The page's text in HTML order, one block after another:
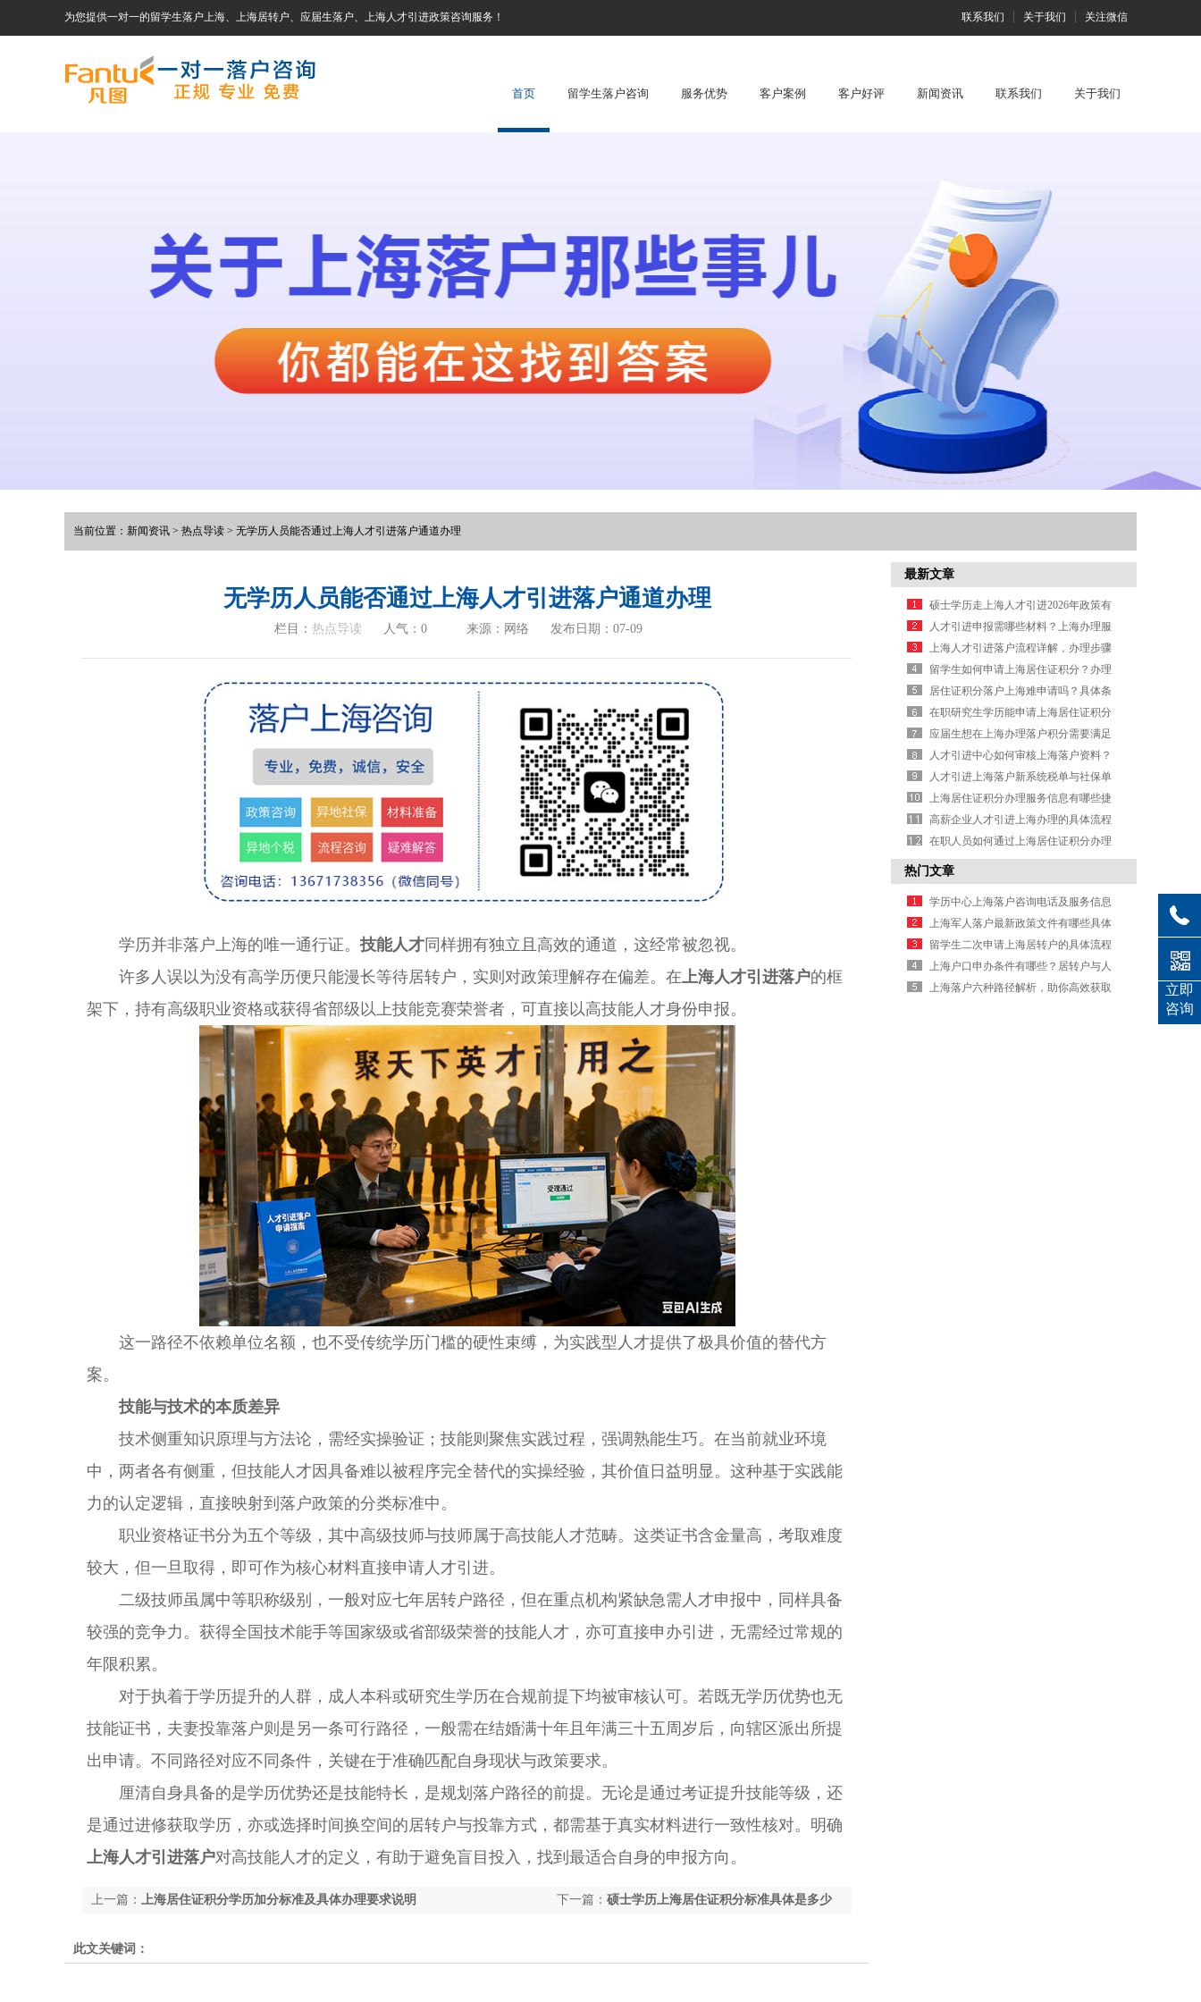
为您提供一对一的留学生落户上海、上海居转户、应届生落户、上海人才引进政策咨询服务！ 联系我们 关于我们 关注微信
首页 留学生落户咨询 服务优势 客户案例 客户好评 新闻资讯 联系我们 关于我们
当前位置： 新闻资讯 > 热点导读 > 无学历人员能否通过上海人才引进落户通道办理
无学历人员能否通过上海人才引进落户通道办理
栏目： 热点导读 人气： 0 来源：网络 发布日期：07-09
学历并非落户上海的唯一通行证。 技能人才 同样拥有独立且高效的通道，这经常被忽视。
许多人误以为没有高学历便只能漫长等待居转户，实则对政策理解存在偏差。在上海人才引进落户的框
架下，持有高级职业资格或获得省部级以上技能竞赛荣誉者，可直接以高技能人才身份申报。
这一路径不依赖单位名额，也不受传统学历门槛的硬性束缚，为实践型人才提供了极具价值的替代方
案。
技能与技术的本质差异
技术侧重知识原理与方法论，需经实操验证；技能则聚焦实践过程，强调熟能生巧。在当前就业环境
中，两者各有侧重，但技能人才因具备难以被程序完全替代的实操经验，其价值日益明显。这种基于实践能
力的认定逻辑，直接映射到落户政策的分类标准中。
职业资格证书分为五个等级，其中高级技师与技师属于高技能人才范畴。这类证书含金量高，考取难度
较大，但一旦取得，即可作为核心材料直接申请人才引进。
二级技师虽属中等职称级别，一般对应七年居转户路径，但在重点机构紧缺急需人才申报中，同样具备
较强的竞争力。获得全国技术能手等国家级或省部级荣誉的技能人才，亦可直接申办引进，无需经过常规的
年限积累。
对于执着于学历提升的人群，成人本科或研究生学历在合规前提下均被审核认可。若既无学历优势也无
技能证书，夫妻投靠落户则是另一条可行路径，一般需在结婚满十年且年满三十五周岁后，向辖区派出所提
出申请。不同路径对应不同条件，关键在于准确匹配自身现状与政策要求。
厘清自身具备的是学历优势还是技能特长，是规划落户路径的前提。无论是通过考证提升技能等级，还
是通过进修获取学历，亦或选择时间换空间的居转户与投靠方式，都需基于真实材料进行一致性核对。明确
上海人才引进落户对高技能人才的定义，有助于避免盲目投入，找到最适合自身的申报方向。
下一篇： 硕士学历上海居住证积分标准具体是多少
上一篇： 上海居住证积分学历加分标准及具体办理要求说明
此文关键词：
最新文章
硕士学历走上海人才引进2026年政策有
哪些新变化？
人才引进申报需哪些材料？上海办理服
务信息
上海人才引进落户流程详解，办理步骤
与材料清单梳理
留学生如何申请上海居住证积分？办理
条件与材料清单
居住证积分落户上海难申请吗？具体条
件怎么样
在职研究生学历能申请上海居住证积分
落户吗
应届生想在上海办理落户积分需要满足
哪些具体条件？
人才引进中心如何审核上海落户资料？
人才引进上海落户新系统税单与社保单
要求
上海居住证积分办理服务信息有哪些捷
径可走
高薪企业人才引进上海办理的具体流程
信息
在职人员如何通过上海居住证积分办理
落户
热门文章
学历中心上海落户咨询电话及服务信息
上海军人落户最新政策文件有哪些具体
规定要求
留学生二次申请上海居转户的具体流程
是什么
上海户口申办条件有哪些？居转户与人
才引进要求详解
上海落户六种路径解析，助你高效获取
立即
咨询